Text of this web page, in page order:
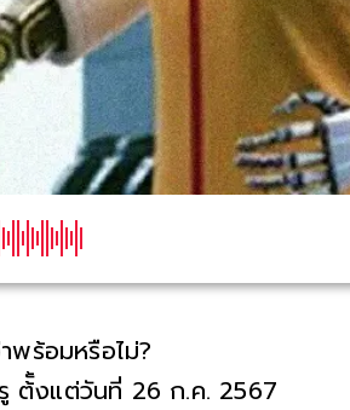
พร้อมหรือไม่?
ต้ั้งแต่วันที่ 26 ก.ค. 2567